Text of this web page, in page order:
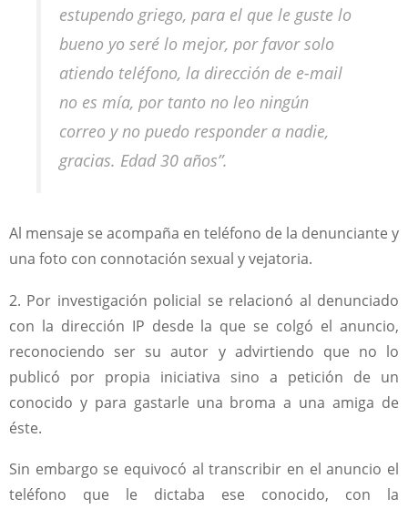
estupendo griego, para el que le guste lo
bueno yo seré lo mejor, por favor solo
atiendo teléfono, la dirección de e-mail
no es mía, por tanto no leo ningún
correo y no puedo responder a nadie,
gracias. Edad 30 años”.
Al mensaje se acompaña en teléfono de la denunciante y
una foto con connotación sexual y vejatoria.
2. Por investigación policial se relacionó al denunciado
con la dirección IP desde la que se colgó el anuncio,
reconociendo ser su autor y advirtiendo que no lo
publicó por propia iniciativa sino a petición de un
conocido y para gastarle una broma a una amiga de
éste.
Sin embargo se equivocó al transcribir en el anuncio el
teléfono que le dictaba ese conocido, con la